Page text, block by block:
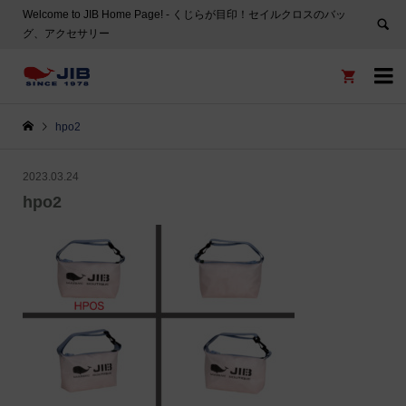
Welcome to JIB Home Page! ‐ くじらが目印！セイルクロスのバッ
グ、アクセサリー


hpo2
2023.03.24
hpo2